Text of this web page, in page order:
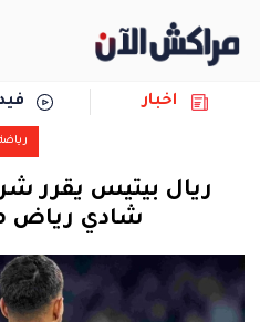
مجتمع
رياضة
اخبار
ريال بيتيس يقرر
شادي رياض